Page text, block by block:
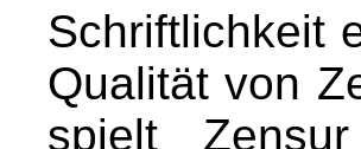
Schriftlichkeit
Qualität von
spielt